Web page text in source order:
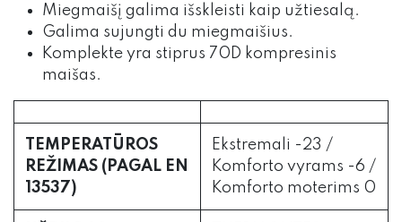
Miegmaišį galima išskleisti kaip užtiesalą.
Galima sujungti du miegmaišius.
Komplekte yra stiprus 70D kompresinis
maišas.
TEMPERATŪROS
REŽIMAS (PAGAL EN
13537)
Ekstremali -23 /
Komforto vyrams -6 /
Komforto moterims 0